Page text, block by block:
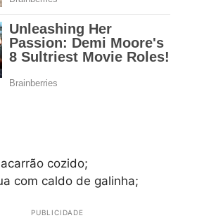
cozido;
com caldo de galinha;
PUBLICIDADE